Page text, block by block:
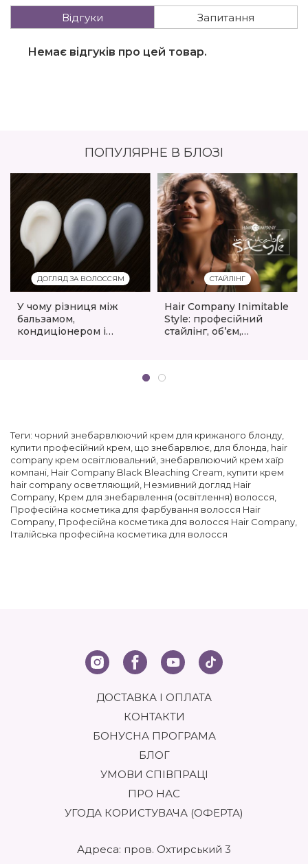
Відгуки Запитання
Немає відгуків про цей товар.
ПОПУЛЯРНЕ В БЛОЗІ
ДОГЛЯД ЗА ВОЛОССЯМ
У чому різниця між
бальзамом,
кондиціонером і
СТАЙЛІНГ
Hair Company Inimitable
Style: професійний
стайлінг, об’єм,
Теги: чорний знебарвлюючий крем для крижаного блонду
купити професійний крем що знебарвлює для блонда hair
company крем освітлювальний знебарвлюючий крем хаїр
компані Hair Company Black Bleaching Cream купити крем
hair company осветляющий Незмивний догляд Hair
Company Крем для знебарвлення (освітлення) волосся
Професійна косметика для фарбування волосся Hair
Company Професійна косметика для волосся Hair Company
Італійська професійна косметика для волосся
ДОСТАВКА І ОПЛАТА
КОНТАКТИ
БОНУСНА ПРОГРАМА
БЛОГ
УМОВИ СПІВПРАЦІ
ПРО НАС
УГОДА КОРИСТУВАЧА (ОФЕРТА)
Адреса: пров. Охтирський 3